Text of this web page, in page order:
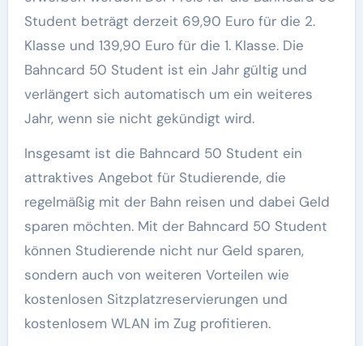
Student beträgt derzeit 69,90 Euro für die 2.
Klasse und 139,90 Euro für die 1. Klasse. Die
Bahncard 50 Student ist ein Jahr gültig und
verlängert sich automatisch um ein weiteres
Jahr, wenn sie nicht gekündigt wird.
Insgesamt ist die Bahncard 50 Student ein
attraktives Angebot für Studierende, die
regelmäßig mit der Bahn reisen und dabei Geld
sparen möchten. Mit der Bahncard 50 Student
können Studierende nicht nur Geld sparen,
sondern auch von weiteren Vorteilen wie
kostenlosen Sitzplatzreservierungen und
kostenlosem WLAN im Zug profitieren.